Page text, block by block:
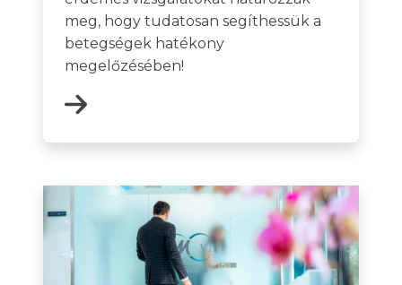
meg, hogy tudatosan segíthessük a
betegségek hatékony
megelőzésében!